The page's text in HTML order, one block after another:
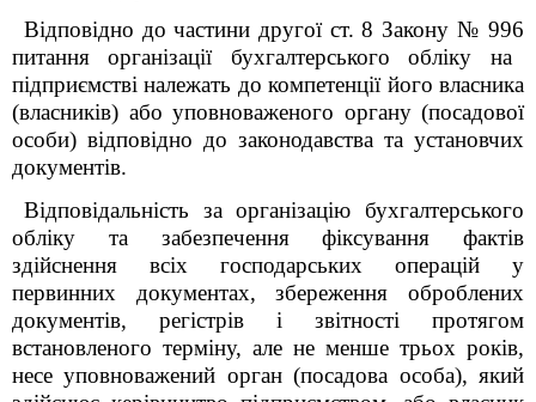
Відповідно до частини другої ст. 8 Закону № 996
питання організації бухгалтерського обліку на
підприємстві належать до компетенції його власника
(власників) або уповноваженого органу (посадової
особи) відповідно до законодавства та установчих
документів.
Відповідальність за організацію бухгалтерського
обліку та забезпечення фіксування фактів
здійснення всіх господарських операцій у
первинних документах, збереження оброблених
документів, регістрів і звітності протягом
встановленого терміну, але не менше трьох років,
несе уповноважений орган (посадова особа), який